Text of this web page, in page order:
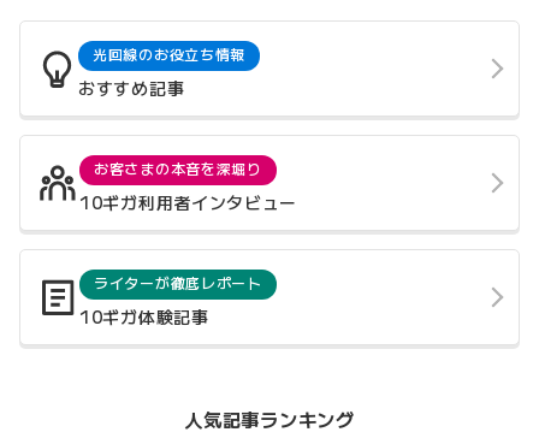
光回線のお役立ち情報
おすすめ記事
お客さまの本音を深堀り
10ギガ利用者インタビュー
ライターが徹底レポート
10ギガ体験記事
人気記事ランキング